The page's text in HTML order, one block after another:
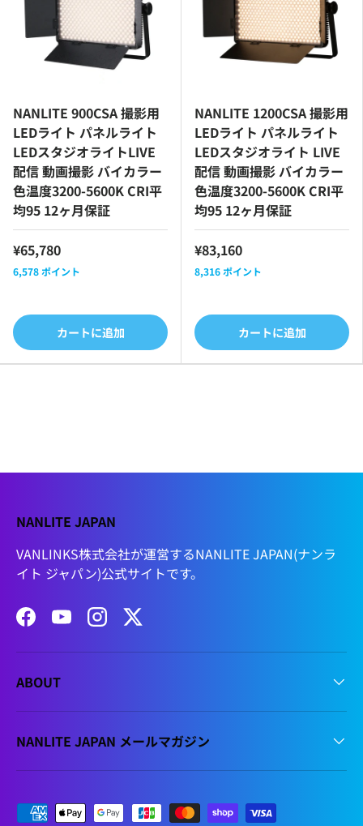
NANLITE 900CSA 撮影用
LEDライト パネルライト
LEDスタジオライトLIVE
配信 動画撮影 バイカラー
色温度3200-5600K CRI平
均95 12ヶ月保証
¥65,780
6,578ポイント
カートに追加
NANLITE 1200CSA 撮影用
LEDライト パネルライト
LEDスタジオライト LIVE
配信 動画撮影 バイカラー
色温度3200-5600K CRI平
均95 12ヶ月保証
¥83,160
8,316ポイント
カートに追加
NANLITE JAPAN
VANLINKS株式会社が運営するNANLITE JAPAN(ナンラ
イト ジャパン)公式サイトです。
FacebookYouTubeInstagramTwitter
ABOUT
NANLITE JAPAN メールマガジン
支払方法